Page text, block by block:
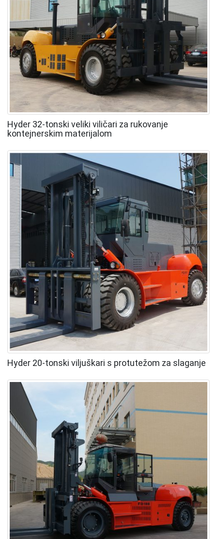
Hyder 32-tonski veliki viličari za rukovanje
kontejnerskim materijalom
Hyder 20-tonski viljuškari s protutežom za slaganje